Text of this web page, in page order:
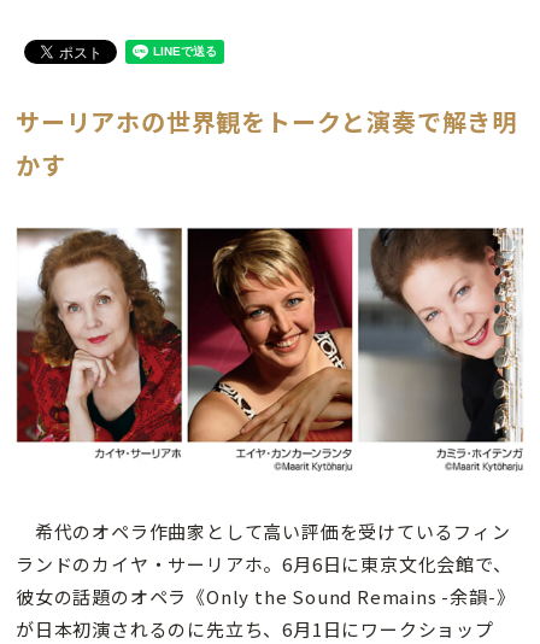
サーリアホの世界観をトークと演奏で解き明
かす
希代のオペラ作曲家として高い評価を受けているフィン
ランドのカイヤ・サーリアホ。6月6日に東京文化会館で、
彼女の話題のオペラ《Only the Sound Remains -余韻-》
が日本初演されるのに先立ち、6月1日にワークショップ